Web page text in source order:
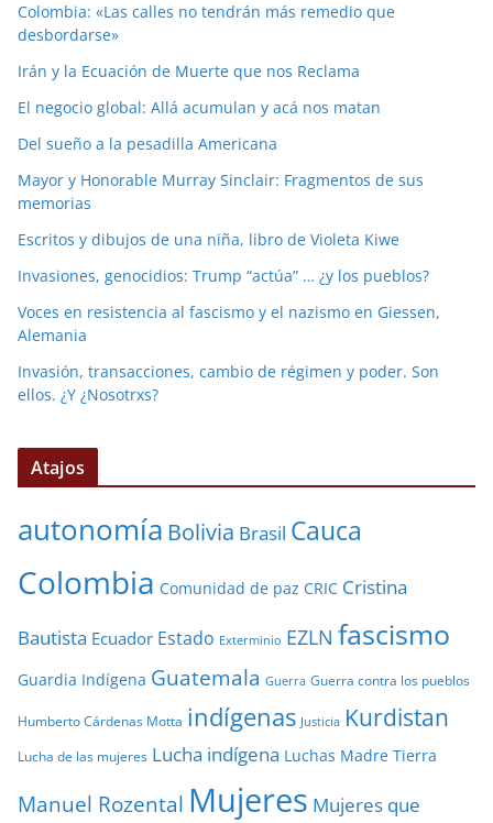
Colombia: «Las calles no tendrán más remedio que
desbordarse»
Irán y la Ecuación de Muerte que nos Reclama
El negocio global: Allá acumulan y acá nos matan
Del sueño a la pesadilla Americana
Mayor y Honorable Murray Sinclair: Fragmentos de sus
memorias
Escritos y dibujos de una niña, libro de Violeta Kiwe
Invasiones, genocidios: Trump “actúa” … ¿y los pueblos?
Voces en resistencia al fascismo y el nazismo en Giessen,
Alemania
Invasión, transacciones, cambio de régimen y poder. Son
ellos. ¿Y ¿Nosotrxs?
Atajos
autonomía Bolivia Brasil Cauca
Colombia Comunidad de paz CRIC Cristina
Bautista Ecuador Estado Exterminio EZLN fascismo
Guardia Indígena Guatemala Guerra Guerra contra los pueblos
Humberto Cárdenas Motta indígenas Justicia Kurdistan
Lucha de las mujeres Lucha indígena Luchas Madre Tierra
Manuel Rozental Mujeres Mujeres que